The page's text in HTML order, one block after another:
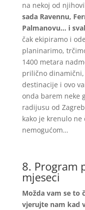
na nekoj od
sada Ravennu,
Palmanovu… i
čak ekipiramo i
planinarimo,
1400 metara
prilično
destinacije i ovo
onda barem neke
radijusu od
kako je krenulo
nemogućom…
8. Program
mjeseci
Možda vam se to
vjerujte nam kad